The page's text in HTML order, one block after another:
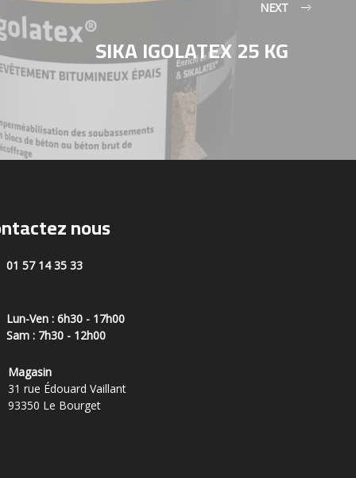
NEXT
SIKA IGOLATEX 25 KG
nous
01 57 14 35 33
Lun-Ven : 6h30 - 17h00
Sam : 7h30 - 12h00
Magasin
31 rue Édouard Vaillant
93350 Le Bourget